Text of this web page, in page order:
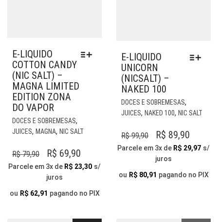
E-LIQUIDO
COTTON CANDY
(NIC SALT) –
MAGNA LIMITED
EDITION ZONA
DO VAPOR
DOCES E SOBREMESAS,
JUICES, MAGNA, NIC SALT
VÁRIAS
AS
PODEM
R$79,90
O
PREÇO
ORIGINAL
ERA:
R$ 69,90
PREÇO
É:
Parcele em 3x de R$ 23,30 s/
juros
ou R$ 62,91 pagando no PIX
E-LIQUIDO
UNICORN
(NICSALT) –
NAKED 100
DOCES E SOBREMESAS,
JUICES, NAKED 100, NIC SALT
AS
R$99,90
O
PREÇO
ORIGINAL
ERA:
R$ 89,90
PREÇO
É:
Parcele em 3x de R$ 29,97 s/
juros
ou R$ 80,91 pagando no PIX